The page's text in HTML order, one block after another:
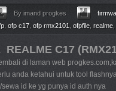
By imand progkes
ofp c17 ofp rmx2101 ofpfile realme
REALME C17 (
di laman web
anda ketahui untuk tool
id ke yg punya id auth nya